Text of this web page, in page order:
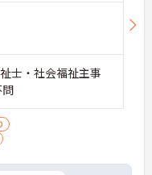
士・社会福祉主事